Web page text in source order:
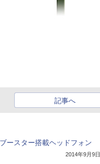
記事へ
ースター搭載ヘッドフォン
2014年9月9日